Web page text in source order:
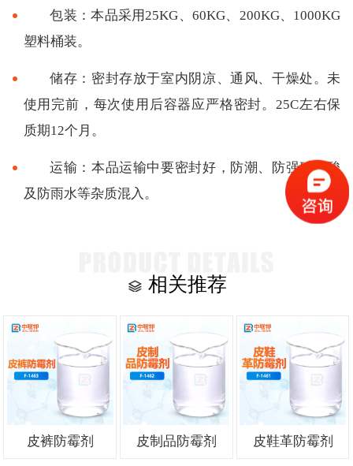
包装：本品采用25KG、60KG、200KG、1000KG
塑料桶装。
储存：密封存放于室内阴凉、通风、干燥处。未
使用完前，每次使用后容器应严格密封。25C左右保
质期12个月。
运输：本品运输中要密封好，防潮、防强碱强酸
及防雨水等杂质混入。
相关推荐
皮裤防霉剂 皮制品防霉剂 皮鞋革防霉剂